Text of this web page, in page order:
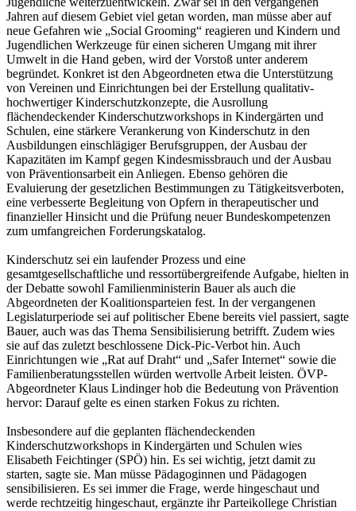
Jahren auf diesem Gebiet viel getan worden, man müsse aber auf
neue Gefahren wie „Social Grooming“ reagieren und Kindern und
Jugendlichen Werkzeuge für einen sicheren Umgang mit ihrer
Umwelt in die Hand geben, wird der Vorstoß unter anderem
begründet. Konkret ist den Abgeordneten etwa die Unterstützung
von Vereinen und Einrichtungen bei der Erstellung qualitativ-
hochwertiger Kinderschutzkonzepte, die Ausrollung
flächendeckender Kinderschutzworkshops in Kindergärten und
Schulen, eine stärkere Verankerung von Kinderschutz in den
Ausbildungen einschlägiger Berufsgruppen, der Ausbau der
Kapazitäten im Kampf gegen Kindesmissbrauch und der Ausbau
von Präventionsarbeit ein Anliegen. Ebenso gehören die
Evaluierung der gesetzlichen Bestimmungen zu Tätigkeitsverboten,
eine verbesserte Begleitung von Opfern in therapeutischer und
finanzieller Hinsicht und die Prüfung neuer Bundeskompetenzen
zum umfangreichen Forderungskatalog.
Kinderschutz sei ein laufender Prozess und eine
gesamtgesellschaftliche und ressortübergreifende Aufgabe, hielten in
der Debatte sowohl Familienministerin Bauer als auch die
Abgeordneten der Koalitionsparteien fest. In der vergangenen
Legislaturperiode sei auf politischer Ebene bereits viel passiert, sagte
Bauer, auch was das Thema Sensibilisierung betrifft. Zudem wies
sie auf das zuletzt beschlossene Dick-Pic-Verbot hin. Auch
Einrichtungen wie „Rat auf Draht“ und „Safer Internet“ sowie die
Familienberatungsstellen würden wertvolle Arbeit leisten. ÖVP-
Abgeordneter Klaus Lindinger hob die Bedeutung von Prävention
hervor: Darauf gelte es einen starken Fokus zu richten.
Insbesondere auf die geplanten flächendeckenden
Kinderschutzworkshops in Kindergärten und Schulen wies
Elisabeth Feichtinger (SPÖ) hin. Es sei wichtig, jetzt damit zu
starten, sagte sie. Man müsse Pädagoginnen und Pädagogen
sensibilisieren. Es sei immer die Frage, werde hingeschaut und
werde rechtzeitig hingeschaut, ergänzte ihr Parteikollege Christian